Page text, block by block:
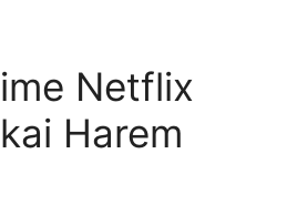
Netflix
Harem